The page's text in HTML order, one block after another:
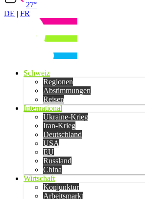
27°
DE | FR
Schweiz
Regionen
Abstimmungen
Reisen
International
Ukraine-Krieg
Iran-Krieg
Deutschland
USA
EU
Russland
China
Wirtschaft
Konjunktur
Arbeitsmarkt